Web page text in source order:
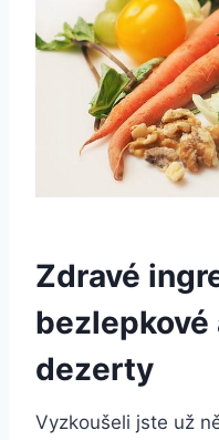
Zdravé
bezlepkové
dezerty
Vyzkoušeli jste už